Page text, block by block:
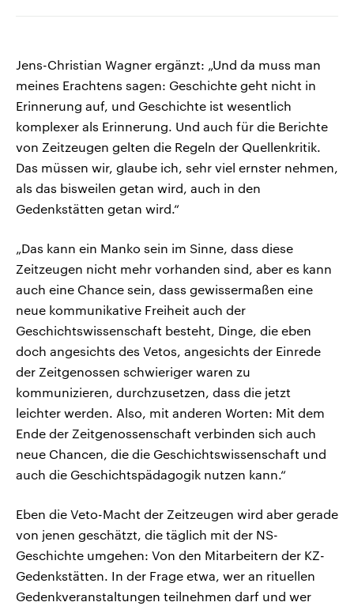
Jens-Christian Wagner ergänzt: „Und da muss man
meines Erachtens sagen: Geschichte geht nicht in
Erinnerung auf, und Geschichte ist wesentlich
komplexer als Erinnerung. Und auch für die Berichte
von Zeitzeugen gelten die Regeln der Quellenkritik.
Das müssen wir, glaube ich, sehr viel ernster nehmen,
als das bisweilen getan wird, auch in den
Gedenkstätten getan wird.“
„Das kann ein Manko sein im Sinne, dass diese
Zeitzeugen nicht mehr vorhanden sind, aber es kann
auch eine Chance sein, dass gewissermaßen eine
neue kommunikative Freiheit auch der
Geschichtswissenschaft besteht, Dinge, die eben
doch angesichts des Vetos, angesichts der Einrede
der Zeitgenossen schwieriger waren zu
kommunizieren, durchzusetzen, dass die jetzt
leichter werden. Also, mit anderen Worten: Mit dem
Ende der Zeitgenossenschaft verbinden sich auch
neue Chancen, die die Geschichtswissenschaft und
auch die Geschichtspädagogik nutzen kann.“
Eben die Veto-Macht der Zeitzeugen wird aber gerade
von jenen geschätzt, die täglich mit der NS-
Geschichte umgehen: Von den Mitarbeitern der KZ-
Gedenkstätten. In der Frage etwa, wer an rituellen
Gedenkveranstaltungen teilnehmen darf und wer